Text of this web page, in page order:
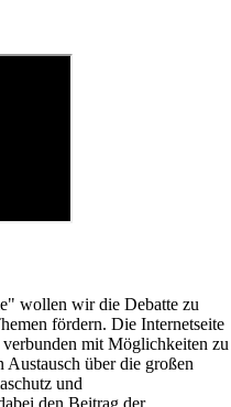
wollen wir die Debatte zu
fördern. Die Internetseite
mit Möglichkeiten zu
über die großen
und
den Beitrag der